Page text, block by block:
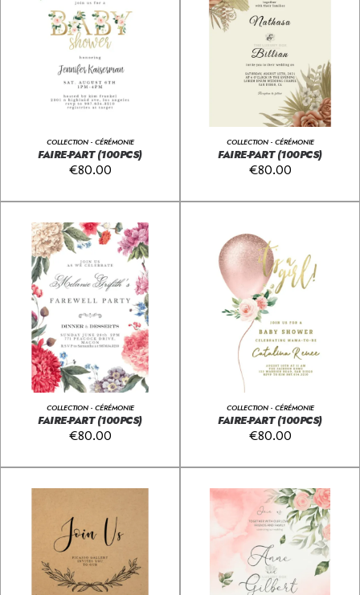
COLLECTION - CÉRÉMONIE
FAIRE-PART (100PCS)
€80.00
COLLECTION - CÉRÉMONIE
FAIRE-PART (100PCS)
€80.00
COLLECTION - CÉRÉMONIE
FAIRE-PART (100PCS)
€80.00
COLLECTION - CÉRÉMONIE
FAIRE-PART (100PCS)
€80.00